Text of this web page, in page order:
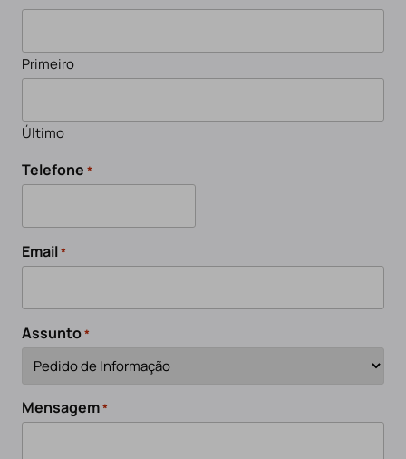
Primeiro
Último
Telefone *
Email*
Assunto*
Mensagem*